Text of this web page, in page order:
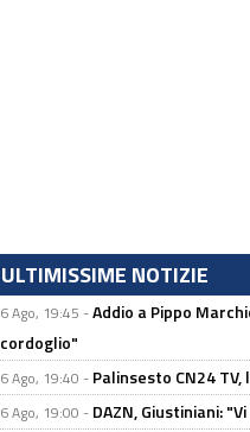
ULTIMISSIME NOTIZIE
6 Ago, 19:45 -Addio a Pippo
cordoglio"
6 Ago, 19:40 - Palinsesto CN24
6 Ago, 19:00 - DAZN, Giustiniani: